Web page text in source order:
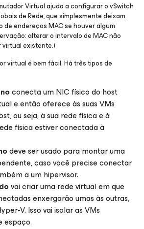
Virtual ajuda a configurar o vSwitch
de Rede, que simplesmente deixam
endereços MAC se houver algum
alterar o intervalo de MAC não
existente.)
virtual é bem fácil. Há três tipos de
conecta um NIC físico do host
e então oferece às suas VMs
ou seja, à sua rede física e à
física estiver conectada à
deve ser usado para montar uma
caso você precise conectar
a um hipervisor.
vai criar uma rede virtual em que
enxergarão umas às outras,
V. Isso vai isolar as VMs
espaço.